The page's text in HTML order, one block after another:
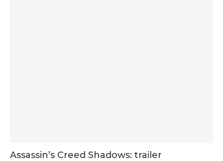
Assassin’s Creed Shadows: trailer